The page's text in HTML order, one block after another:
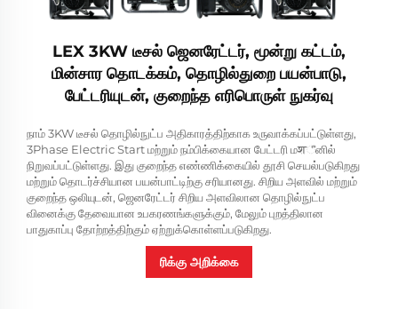
LEX 3KW டீசல் ஜெனரேட்டர், மூன்று கட்டம்,
மின்சார தொடக்கம், தொழில்துறை பயன்பாடு,
பேட்டரியுடன், குறைந்த எரிபொருள் நுகர்வு
நாம் 3KW டீசல் தொழில்நுட்ப அதிகாரத்திற்காக உருவாக்கப்பட்டுள்ளது,
3Phase Electric Start மற்றும் நம்பிக்கையான பேட்டரி மशீனில்
நிறுவப்பட்டுள்ளது. இது குறைந்த எண்ணிக்கையில் தூசி செயல்படுகிறது
மற்றும் தொடர்ச்சியான பயன்பாட்டிற்கு சரியானது. சிறிய அளவில் மற்றும்
குறைந்த ஒலியுடன், ஜெனரேட்டர் சிறிய அளவிலான தொழில்நுட்ப
வினைக்கு தேவையான உபகரணங்களுக்கும், மேலும் புறத்திலான
பாதுகாப்பு தோற்றத்திற்கும் ஏற்றுக்கொள்ளப்படுகிறது.
ரிக்கு அறிக்கை